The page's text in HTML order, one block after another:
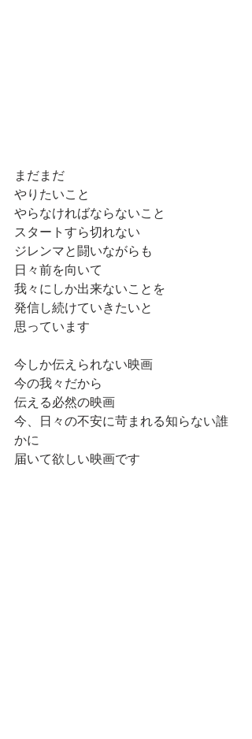
まだまだ
やりたいこと
やらなければならないこと
スタートすら切れない
ジレンマと闘いながらも
日々前を向いて
我々にしか出来ないことを
発信し続けていきたいと
思っています
今しか伝えられない映画
今の我々だから
伝える必然の映画
今、日々の不安に苛まれる知らない誰
かに
届いて欲しい映画です